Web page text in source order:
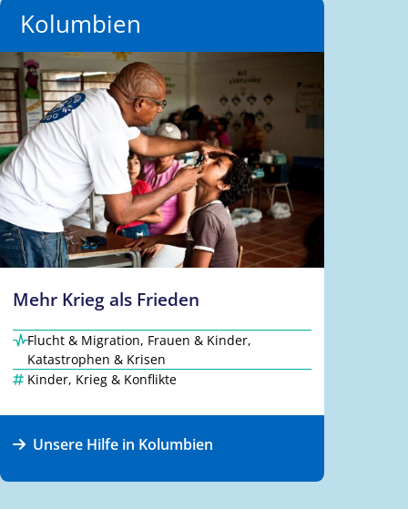
Kolumbien
Mehr Krieg als Frieden
Flucht & Migration, Frauen & Kinder,
Katastrophen & Krisen
Kinder, Krieg & Konflikte
Unsere Hilfe in Kolumbien